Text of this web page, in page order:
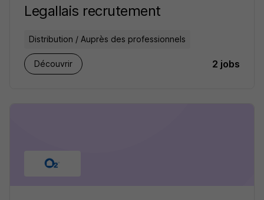
Legallais recrutement
Distribution / Auprès des professionnels
Découvrir 2 jobs